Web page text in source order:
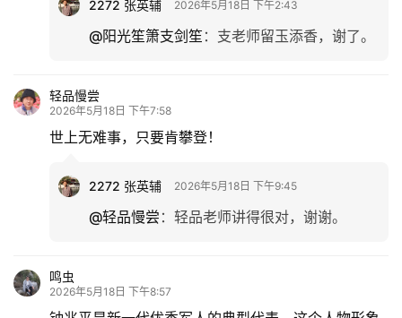
2272 张英辅 2026年5月18日 下午2:43
@阳光笙箫支剑笙 ： 支老师留玉添香，谢了。
轻品慢尝
2026年5月18日 下午7:58
世上无难事，只要肯攀登！
2272 张英辅 2026年5月18日 下午9:45
@轻品慢尝 ： 轻品老师讲得很对，谢谢。
鸣虫
2026年5月18日 下午8:57